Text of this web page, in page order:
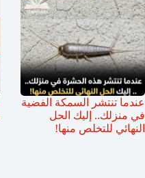
عندما تنتشر السمكة الفضية
في منزلك.. إليك الحل
النهائي للتخلص منها!